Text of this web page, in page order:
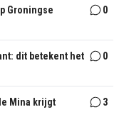
Groningse
0
dit betekent het
0
Mina krijgt
3